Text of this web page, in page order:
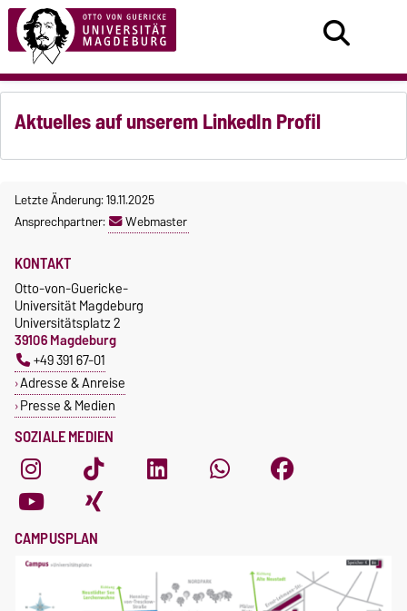
Aktuelles auf unserem LinkedIn Profil
Letzte Änderung: 19.11.2025
Ansprechpartner:
Webmaster
SOZIALE MEDIEN
KONTAKT
Otto-von-Guericke-
Universität Magdeburg
Universitätsplatz 2
39106 Magdeburg
+49 391 67-01
Adresse & Anreise
Presse & Medien
CAMPUSPLAN